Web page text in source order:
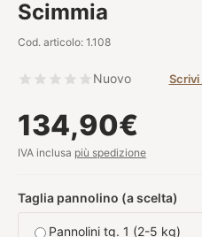
Scimmia
Cod. articolo: 1.108
Nuovo Scrivi
134,90€
IVA inclusa più spedizione
Taglia pannolino (a scelta)
Pannolini tg. 1 (2-5 kg)